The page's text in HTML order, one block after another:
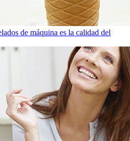
de máquina es la calidad del